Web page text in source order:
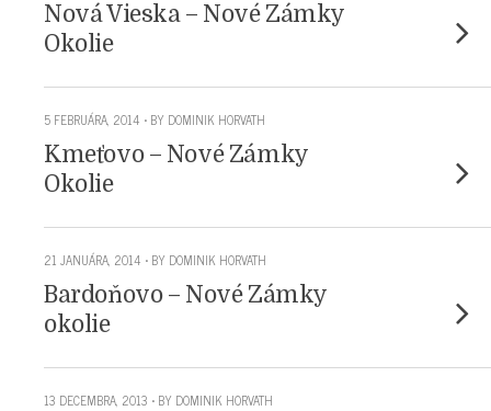
Nová Vieska – Nové Zámky
Okolie
5 FEBRUÁRA, 2014 • BY DOMINIK HORVATH
Kmeťovo – Nové Zámky
Okolie
21 JANUÁRA, 2014 • BY DOMINIK HORVATH
Bardoňovo – Nové Zámky
okolie
13 DECEMBRA, 2013 • BY DOMINIK HORVATH